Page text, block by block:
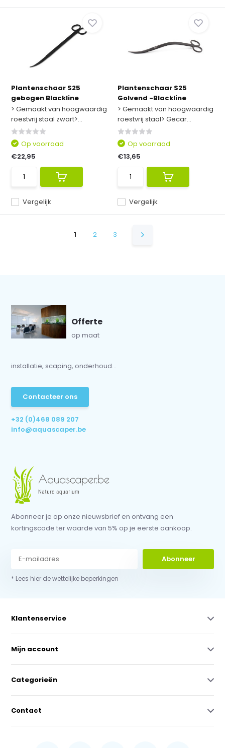
Plantenschaar S25
gebogen Blackline
> Gemaakt van hoogwaardig
roestvrij staal zwart>...
Vergelijk
Op voorraad
€22,95
Plantenschaar S25
Golvend -Blackline
> Gemaakt van hoogwaardig
roestvrij staal> Gecar...
Vergelijk
Op voorraad
€13,65
1 2 3
Offerte
op maat
installatie, scaping, onderhoud...
Contacteer ons
+32 (0)468 089 207
info@aquascaper.be
Abonneer je op onze nieuwsbrief en ontvang een
kortingscode ter waarde van 5% op je eerste aankoop.
Abonneer
* Lees hier de wettelijke beperkingen
Klantenservice
Mijn account
Categorieën
Contact